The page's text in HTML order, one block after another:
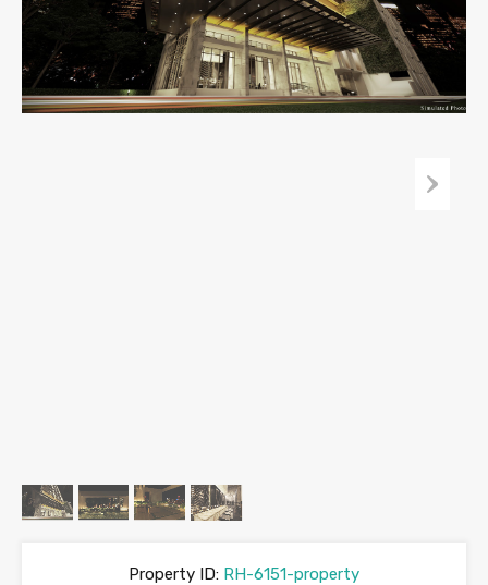
Property ID: RH-6151-property